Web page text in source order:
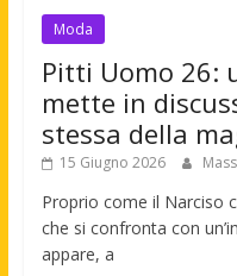
Moda
Pitti Uomo 26:
mette in
stessa della
15 Giugno 2026
Proprio come il Narciso
che si confronta con
appare, a